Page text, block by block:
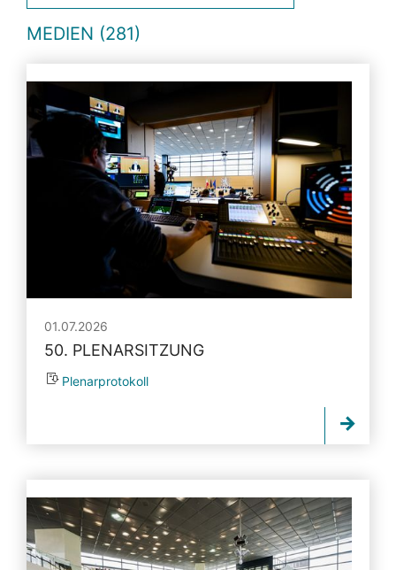
MEDIEN (281)
01.07.2026
50. PLENARSITZUNG
Plenarprotokoll